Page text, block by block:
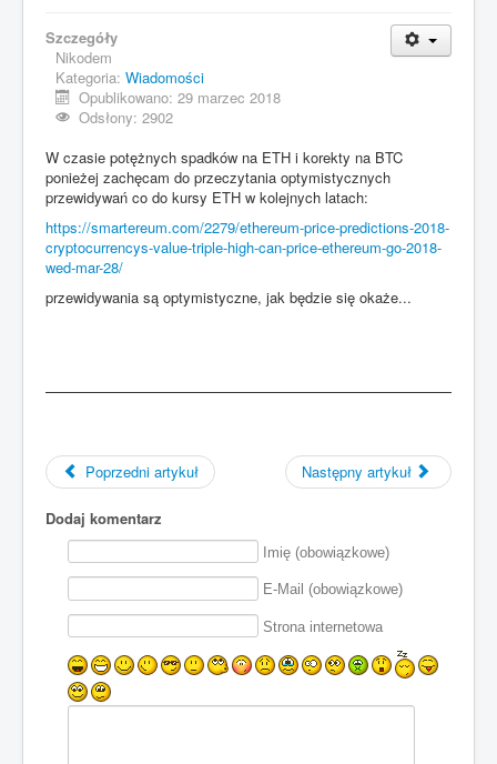
Logowanie
Szczegóły
Nikodem
Kategoria: Wiadomości
Opublikowano: 29 marzec 2018
Odsłony: 2902
W czasie potężnych spadków na ETH i korekty na BTC
ponieżej zachęcam do przeczytania optymistycznych
przewidywań co do kursy ETH w kolejnych latach:
https://smartereum.com/2279/ethereum-price-predictions-2018-
cryptocurrencys-value-triple-high-can-price-ethereum-go-2018-
wed-mar-28/
przewidywania są optymistyczne, jak będzie się okaże...
Poprzedni artykuł Następny artykuł
Dodaj komentarz
Imię (obowiązkowe)
E-Mail (obowiązkowe)
Strona internetowa